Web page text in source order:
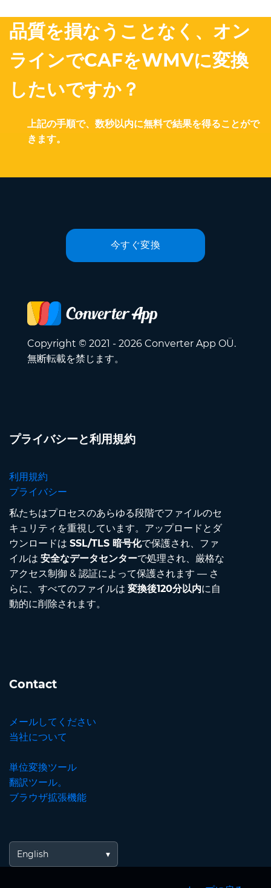
品質を損なうことなく、オン
ラインでCAFをWMVに変換
したいですか？
上記の手順で、数秒以内に無料で結果を得ることがで
きます。
今すぐ変換
Copyright © 2021 - 2026 Converter App OÜ.
無断転載を禁じます。
プライバシーと利用規約
利用規約
プライバシー
私たちはプロセスのあらゆる段階でファイルのセ
キュリティを重視しています。アップロードとダ
ウンロードは SSL/TLS 暗号化で保護され、ファ
イルは 安全なデータセンターで処理され、厳格な
アクセス制御 & 認証によって保護されます — さ
らに、すべてのファイルは 変換後120分以内に自
動的に削除されます。
Contact
メールしてください
当社について
単位変換ツール
翻訳ツール。
ブラウザ拡張機能
English